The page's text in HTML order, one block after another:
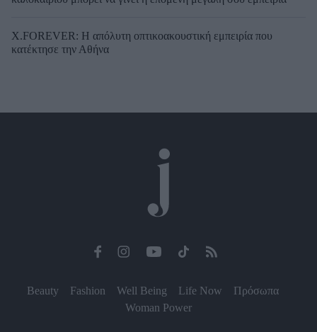
X.FOREVER: Η απόλυτη οπτικοακουστική εμπειρία που
κατέκτησε την Αθήνα
Beauty Fashion Well Being Life Now
Πρόσωπα
Woman Power